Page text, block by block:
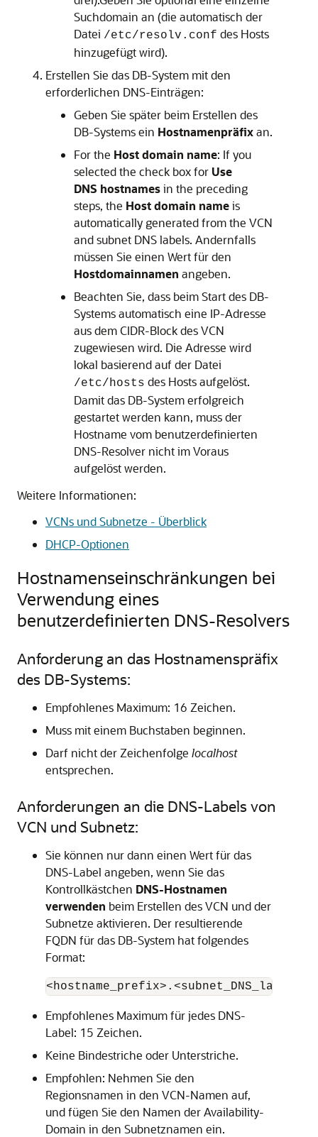
Suchdomain an (die automatisch der
Datei /etc/resolv.conf des Hosts
hinzugefügt wird).
Erstellen Sie das DB-System mit den
erforderlichen DNS-Einträgen:
Geben Sie später beim Erstellen des
DB-Systems ein Hostnamenpräfixan.
For the Host domain name: If you
selected the check box for Use
DNS hostnamesin the preceding
steps, the Host domain nameis
automatically generated from the VCN
and subnet DNS labels. Andernfalls
müssen Sie einen Wert für den
Hostdomainnamen angeben.
Beachten Sie, dass beim Start des DB-
Systems automatisch eine IP-Adresse
aus dem CIDR-Block des VCN
zugewiesen wird. Die Adresse wird
lokal basierend auf der Datei
/etc/hosts des Hosts aufgelöst.
Damit das DB-System erfolgreich
gestartet werden kann, muss der
Hostname vom benutzerdefinierten
DNS-Resolver nicht im Voraus
aufgelöst werden.
Weitere Informationen:
VCNs und Subnetze - Überblick
DHCP-Optionen
Hostnamenseinschränkungen bei
Verwendung eines
benutzerdefinierten DNS-Resolvers
Anforderung an das Hostnamenspräfix
des DB-Systems:
Empfohlenes Maximum: 16 Zeichen.
Muss mit einem Buchstaben beginnen.
Darf nicht der Zeichenfolge localhost
entsprechen.
Anforderungen an die DNS-Labels von
VCN und Subnetz:
Sie können nur dann einen Wert für das
DNS-Label angeben, wenn Sie das
Kontrollkästchen DNS-Hostnamen
verwenden beim Erstellen des VCN und der
Subnetze aktivieren. Der resultierende
FQDN für das DB-System hat folgendes
Format:
Empfohlenes Maximum für jedes DNS-
Label: 15 Zeichen.
Keine Bindestriche oder Unterstriche.
Empfohlen: Nehmen Sie den
Regionsnamen in den VCN-Namen auf,
und fügen Sie den Namen der Availability-
Domain in den Subnetznamen ein.